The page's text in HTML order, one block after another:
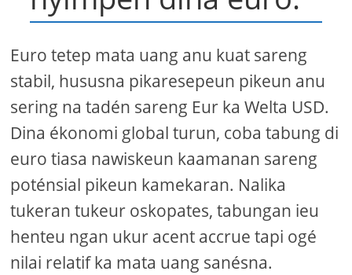
Euro tetep mata uang anu kuat sareng
stabil, hususna pikaresepeun pikeun anu
sering na tadén sareng Eur ka Welta USD.
Dina ékonomi global turun, coba tabung di
euro tiasa nawiskeun kaamanan sareng
poténsial pikeun kamekaran. Nalika
tukeran tukeur oskopates, tabungan ieu
henteu ngan ukur acent accrue tapi ogé
nilai relatif ka mata uang sanésna.